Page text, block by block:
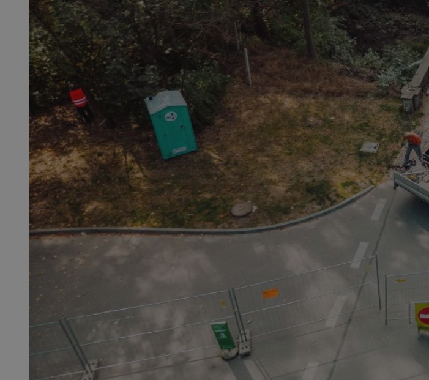
Niezbędne Wydajność Targetowanie
Niezbędne pliki cookie umożliwiają korzystanie z podstawowych
zarządzanie kontem. Bez niezbędnych plików cookie nie można
Provider / Domena
Okres
QeSessID mojchorzow.pl 1 rok
MvSessID
mojchorzow.pl 1 rok
SessID
mojchorzow.pl 1 rok
CookieScriptConsent
CookieScript
mojchorzow.pl
4 tygodnie
__cf_bm
Cloudflare Inc.
29 minut 53
sekundy
YouTube
INGRESSCOOKIE
bh.contextweb.com
Google Privacy Policy